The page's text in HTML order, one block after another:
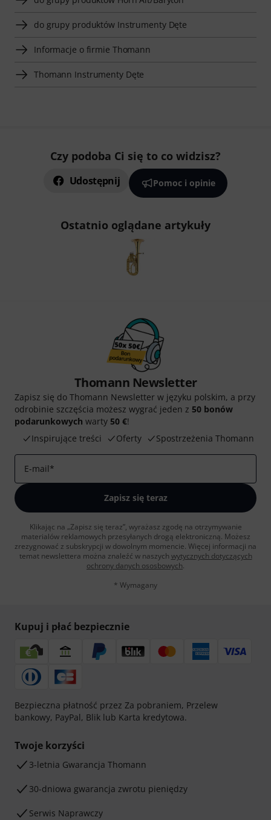
do grupy produktów Instrumenty Dęte
Informacje o firmie Thomann
Thomann Instrumenty Dęte
Czy podoba Ci się to co widzisz?
Udostępnij Pomoc i opinie
Ostatnio oglądane artykuły
Thomann Newsletter
Zapisz się do Thomann Newsletter w języku polskim, a przy
odrobinie szczęścia możesz wygrać jeden z 50 bonów
podarunkowych warty 50 €!
Inspirujące treści
Oferty Spostrzeżenia Thomann
E-mail*
Zapisz się teraz
Klikając na „Zapisz się teraz”, wyrażasz zgodę na otrzymywanie
materialów reklamowych przesyłanych drogą elektroniczną. Możesz
zrezygnować z subskrypcji w dowolnym momencie. Więcej informacji na
temat newslettera można znaleźć w naszych wytycznych dotyczących
ochrony danych ososbowych.
* Wymagany
Kupuj i płać bezpiecznie
Bezpieczna płatność przez Za pobraniem, Przelew
bankowy, PayPal, Blik lub Karta kredytowa.
Twoje korzyści
3-letnia Gwarancja Thomann
30-dniowa gwarancja zwrotu pieniędzy
Serwis Naprawczy